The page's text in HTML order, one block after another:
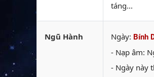
táng...
Ngũ Hành Ngày: Bính
- Nạp âm:
- Ngày này